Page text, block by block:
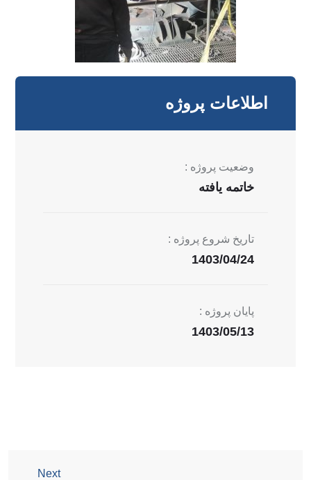
اطلاعات پروژه
وضعیت پروژه :
خاتمه یافته
تاریخ شروع پروژه :
1403/04/24
پایان پروژه :
1403/05/13
Next